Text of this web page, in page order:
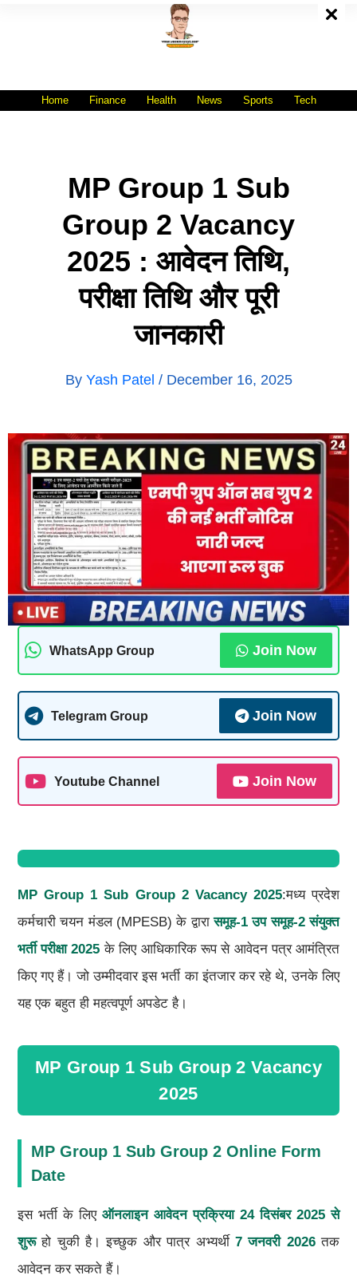
Home Finance Health News Sports Tech
MP Group 1 Sub
Group 2 Vacancy
2025 : आवेदन तिथि,
परीक्षा तिथि और पूरी
जानकारी
By Yash Patel / December 16, 2025
WhatsApp Group Join Now
Telegram Group Join Now
Youtube Channel Join Now
MP Group 1 Sub Group 2 Vacancy 2025:मध्य प्रदेश
कर्मचारी चयन मंडल (MPESB) के द्वारासमूह-1 उप समूह-2 संयुक्त
भर्ती परीक्षा 2025 के लिए आधिकारिक रूप से आवेदन पत्र आमंत्रित
किए गए हैं। जो उम्मीदवार इस भर्ती का इंतजार कर रहे थे, उनके लिए
यह एक बहुत ही महत्वपूर्ण अपडेट है।
MP Group 1 Sub Group 2 Vacancy
2025
MP Group 1 Sub Group 2 Online Form
Date
इस भर्ती के लिए ऑनलाइन आवेदन प्रक्रिया 24 दिसंबर 2025 से
शुरूहो चुकी है। इच्छुक और पात्र अभ्यर्थी7 जनवरी 2026तक
आवेदन कर सकते हैं।